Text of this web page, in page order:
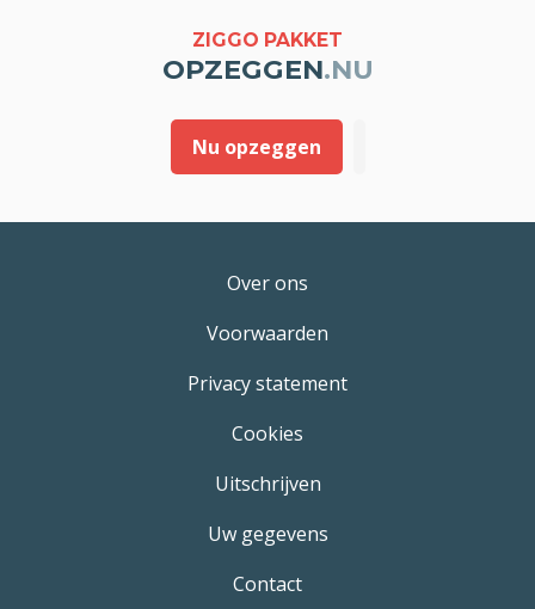
ZIGGO PAKKET
OPZEGGEN.NU
Nu opzeggen
Over ons
Voorwaarden
Privacy statement
Cookies
Uitschrijven
Uw gegevens
Contact